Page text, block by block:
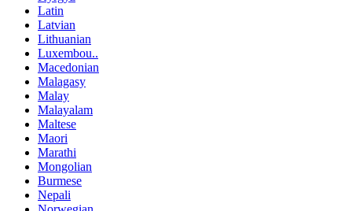
Latin
Latvian
Lithuanian
Luxembou..
Macedonian
Malagasy
Malay
Malayalam
Maltese
Maori
Marathi
Mongolian
Burmese
Nepali